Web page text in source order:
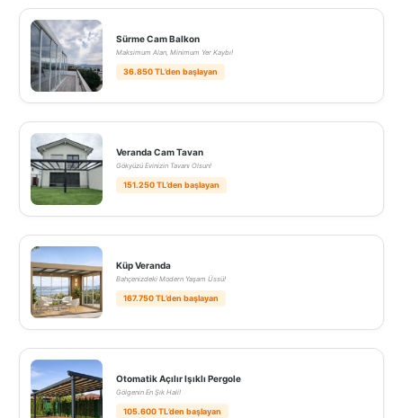
Sürme Cam Balkon
Maksimum Alan, Minimum Yer Kaybı!
36.850 TL’den başlayan
Veranda Cam Tavan
Gökyüzü Evinizin Tavanı Olsun!
151.250 TL’den başlayan
Küp Veranda
Bahçenizdeki Modern Yaşam Üssü!
167.750 TL’den başlayan
Otomatik Açılır Işıklı Pergole
Gölgenin En Şık Hali!
105.600 TL’den başlayan